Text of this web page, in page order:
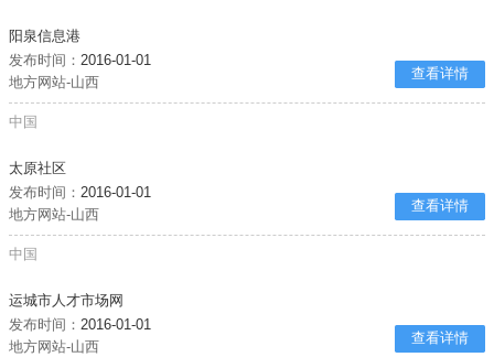
阳泉信息港
发布时间：2016-01-01
地方网站-山西
查看详情
中国
太原社区
发布时间：2016-01-01
地方网站-山西
查看详情
中国
运城市人才市场网
发布时间：2016-01-01
地方网站-山西
查看详情